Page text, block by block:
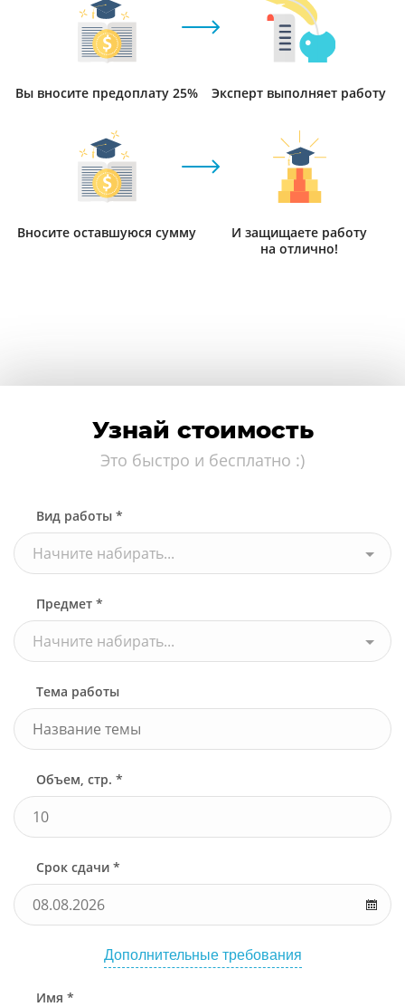
Вы вносите предоплату 25% Эксперт выполняет работу
Вносите оставшуюся сумму
И защищаете работу
на отлично!
Узнай стоимость
Это быстро и бесплатно :)
Вид работы *
Начните набирать...
Предмет *
Начните набирать...
Тема работы
Объем, стр. *
Срок сдачи *
Дополнительные требования
Имя *